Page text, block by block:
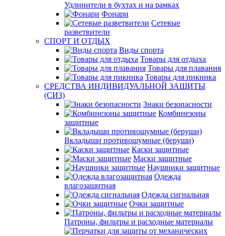
Удлинители в бухтах и на рамках
Фонари
Сетевые
разветвители
СПОРТ И ОТДЫХ
Виды спорта
Товары для отдыха
Товары для плавания
Товары для пикника
СРЕДСТВА ИНДИВИДУАЛЬНОЙ ЗАЩИТЫ
(СИЗ)
Знаки безопасности
Комбинезоны
защитные
Вкладыши противошумные (беруши)
Каски защитные
Маски защитные
Наушники защитные
Одежда
влагозащитная
Одежда сигнальная
Очки защитные
Патроны, фильтры и расходные материалы